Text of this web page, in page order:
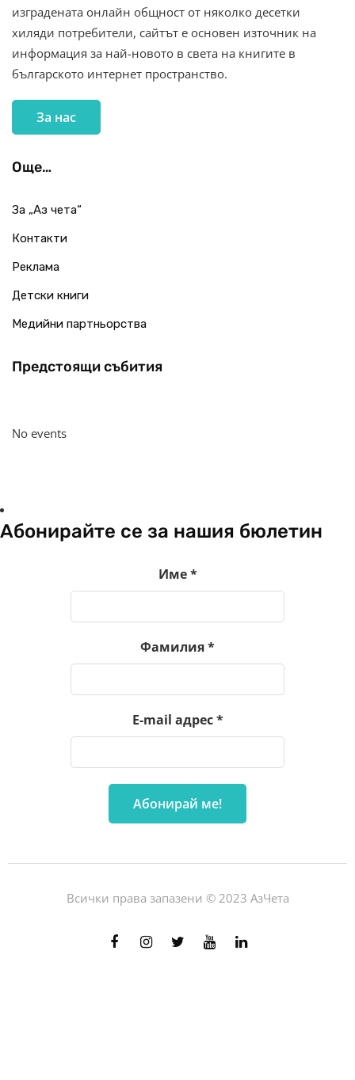
изградената онлайн общност от няколко десетки
хиляди потребители, сайтът е основен източник на
информация за най-новото в света на книгите в
българското интернет пространство.
За нас
Още…
За „Аз чета“
Контакти
Реклама
Детски книги
Медийни партньорства
Предстоящи събития
No events
Абонирайте се за нашия бюлетин
Име*
Фамилия*
E-mail адрес*
Всички права запазени © 2023 АзЧета